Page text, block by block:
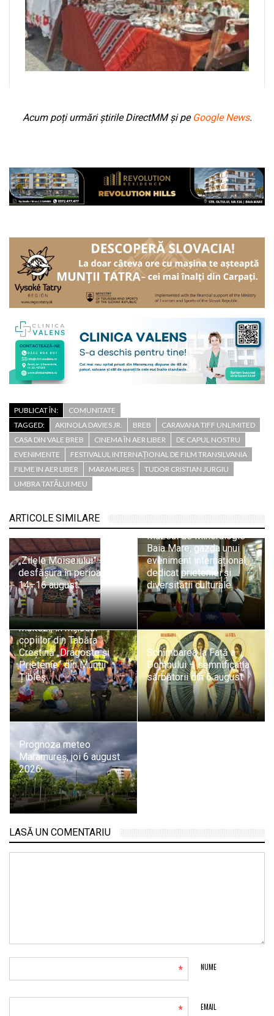
Acum poți urmări știrile DirectMM și pe Google News.
PUBLICAT ÎN:
COMUNITATE
TAGGED:
AKINOLA DAVIES JR. BREB
CARAVANA TIFF UNLIMITED
CASA DIN VALE BREB
CINEMA ÎN AER LIBER
DE CAPUL NOSTRU
EVENIMENTE
FESTIVALUL INTERNAȚIONAL DE FILM TRANSILVANIA
FILME IN AER LIBER
MARAMURES
TUDOR CRISTIAN JURGIU
UMBRA TATĂLUI MEU
ARTICOLE SIMILARE
„Zilele Moiseiului” se vor
desfășura în perioada
14–16 august
Muzeul de Mineralogie
Baia Mare, gazda unui
eveniment internațional
dedicat prieteniei și
diversității culturale
Pompierii SVSU Târgu
Lăpuș și voluntarii
maltezi, în mijlocul
copiilor din Tabăra
Creștină „Dragoste și
Prietenie” din Munții
Țibleș
Schimbarea la Față a
Domnului – semnificația
sărbătorii din 6 august
Prognoza meteo
Maramureș, joi 6 august
2026
LASĂ UN COMENTARIU
NUME
*
EMAIL
*